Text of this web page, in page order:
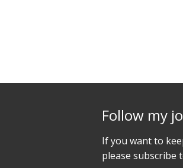
Follow my
If you want to
please subscribe